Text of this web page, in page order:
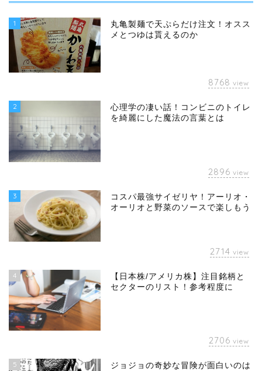
1
丸亀製麺で天ぷらだけ注文！オスス
メとつゆは貰えるのか
8768 view
2
心理学の凄い話！コンビニのトイレ
を綺麗にした魔法の言葉とは
2896 view
3
コスパ最強サイゼリヤ！アーリオ・
オーリオと野菜のソースで楽しもう
2714 view
4
【日本株/アメリカ株】注目銘柄と
セクターのリスト！参考程度に
2706 view
5
ジョジョの奇妙な冒険が面白いのは